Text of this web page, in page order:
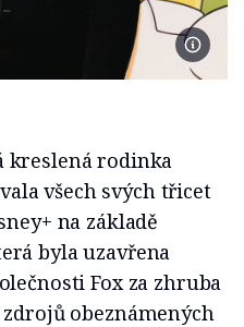
Foto
kreslená rodinka
všech svých třicet
na základě
byla uzavřena
Fox za zhruba
obeznámených